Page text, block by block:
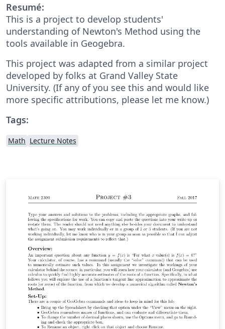
Resumé:
This is a project to develop students'
understanding of Newton's Method using the
tools available in Geogebra.
This project was adapted from a similar project
developed by folks at Grand Valley State
University. (If any of you see this and would like
more specific attributions, please let me know.)
Tags:
Math Lecture Notes